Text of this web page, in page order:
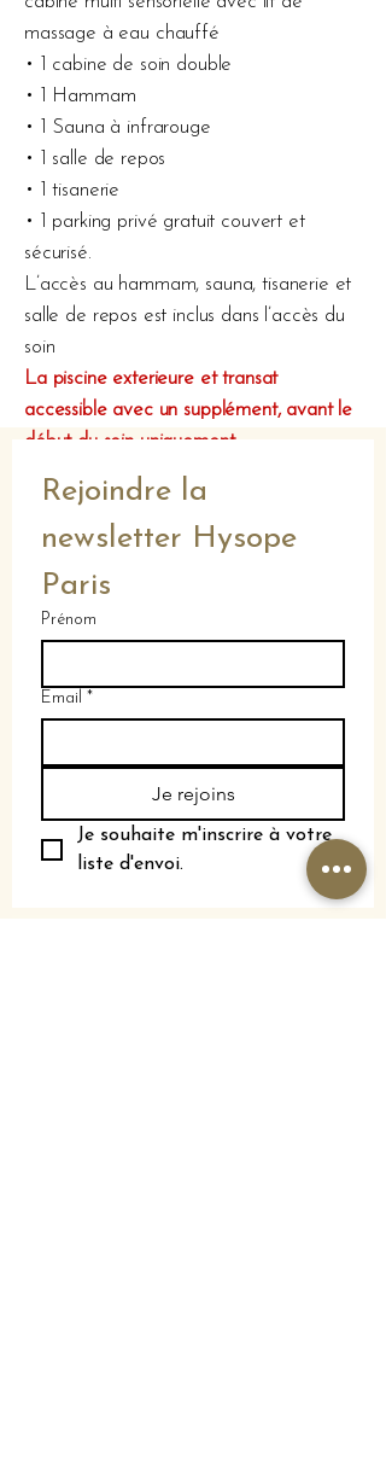
massage à eau chauffé
• 1 cabine de soin double
• 1 Hammam
• 1 Sauna à infrarouge
• 1 salle de repos
• 1 tisanerie
• 1 parking privé gratuit couvert et
sécurisé.
L’accès au hammam, sauna, tisanerie et
salle de repos est inclus dans l’accès du
soin
La piscine exterieure et transat
accessible avec un supplément, avant le
début du soin uniquement.
Carte des soins
Réserver
Rejoindre la
newsletter Hysope
Paris
Prénom
Email *
Je rejoins
Je souhaite m'inscrire à votre
liste d'envoi.